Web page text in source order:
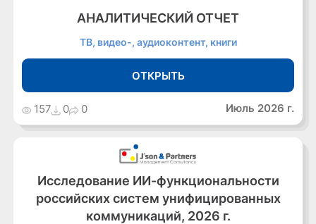
АНАЛИТИЧЕСКИЙ ОТЧЕТ
ТВ, видео-, аудиоконтент, книги
ОТКРЫТЬ
157 0 0 Июль 2026 г.
Исследование ИИ-функциональности
российских систем унифицированных
коммуникаций, 2026 г.